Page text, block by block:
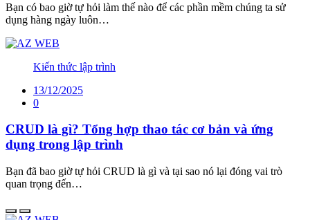
Bạn có bao giờ tự hỏi làm thế nào để các phần mềm chúng ta sử
dụng hàng ngày luôn…
Kiến thức lập trình
13/12/2025
0
CRUD là gì? Tổng hợp thao tác cơ bản và ứng
dụng trong lập trình
Bạn đã bao giờ tự hỏi CRUD là gì và tại sao nó lại đóng vai trò
quan trọng đến…